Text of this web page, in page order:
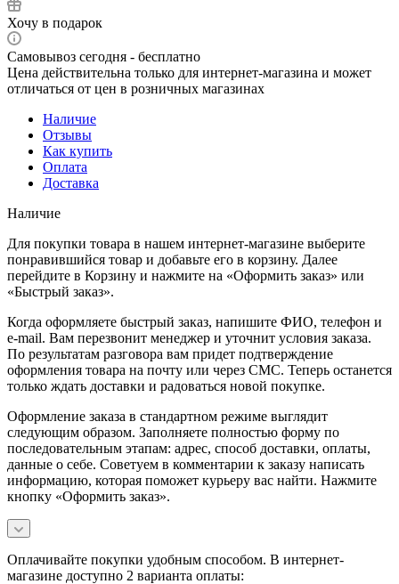
Хочу в подарок
Самовывоз сегодня - бесплатно
Цена действительна только для интернет-магазина и может
отличаться от цен в розничных магазинах
Наличие
Отзывы
Как купить
Оплата
Доставка
Наличие
Для покупки товара в нашем интернет-магазине выберите
понравившийся товар и добавьте его в корзину. Далее
перейдите в Корзину и нажмите на «Оформить заказ» или
«Быстрый заказ».
Когда оформляете быстрый заказ, напишите ФИО, телефон и
e-mail. Вам перезвонит менеджер и уточнит условия заказа.
По результатам разговора вам придет подтверждение
оформления товара на почту или через СМС. Теперь останется
только ждать доставки и радоваться новой покупке.
Оформление заказа в стандартном режиме выглядит
следующим образом. Заполняете полностью форму по
последовательным этапам: адрес, способ доставки, оплаты,
данные о себе. Советуем в комментарии к заказу написать
информацию, которая поможет курьеру вас найти. Нажмите
кнопку «Оформить заказ».
Оплачивайте покупки удобным способом. В интернет-
магазине доступно 2 варианта оплаты: